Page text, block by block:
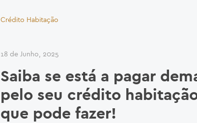
Crédito Habitação
18 de Junho, 2025
Saiba se está a pagar
pelo seu crédito
que pode fazer!